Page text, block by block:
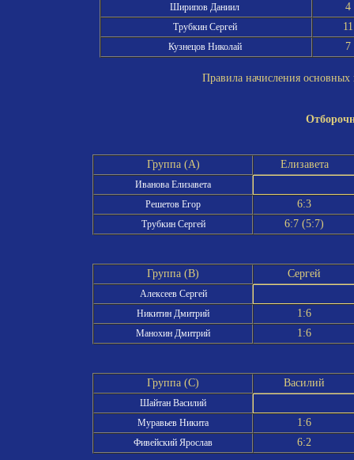
Ширипов Даниил 4
Трубкин Сергей 11
Кузнецов Николай 7
Правила начисления
Группа (A) Елизавета
Иванова Елизавета
Решетов Егор
6:3
Трубкин Сергей 6:7 (5:7)
Группа (B) Сергей
Алексеев Сергей
Никитин Дмитрий
1:6
Манохин Дмитрий 1:6
Группа (C) Василий
Шайтан Василий
Муравьев Никита
1:6
Фивейский Ярослав 6:2